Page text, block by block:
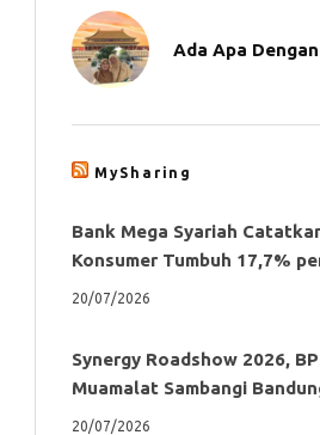
Ada Apa
MySharing
Bank Mega Syariah
Konsumer Tumbuh 17,7%
20/07/2026
Synergy Roadshow 2026,
Muamalat Sambangi
20/07/2026